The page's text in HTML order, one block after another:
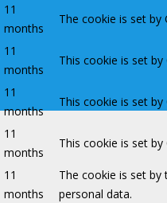
11
months
The cookie is set
11
months
This cookie is set
11
months
This cookie is set
11
months
This cookie is set
11
months
The cookie is set
personal data.